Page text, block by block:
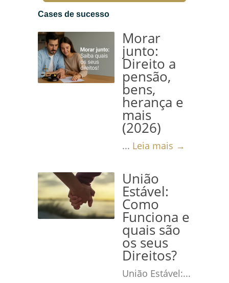
prejuízos com passagens e
foi afetado, é fundamental
registrar suas perdas até o
prazo...Leia mais →
Cases de sucesso
Morar
junto:
Direito a
pensão,
bens,
herança e
mais
(2026)
... Leia mais →
União
Estável:
Como
Funciona e
quais são
os seus
Direitos?
União Estável:...